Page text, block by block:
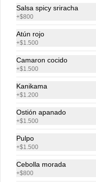
Nigiris
20%
-20%
Salsa spicy sriracha
+$800
Atún rojo
+$1.500
Camaron cocido
+$1.500
Kanikama
+$1.200
Ostión apanado
+$1.500
Pulpo
+$1.500
Cebolla morada
+$800